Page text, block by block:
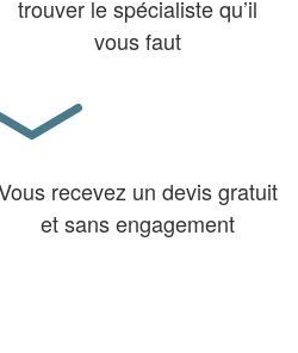
trouver le spécialiste qu’il
vous faut
recevez un devis gratuit
et sans engagement